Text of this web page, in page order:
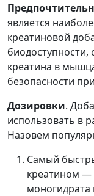
является
креатиновой
креатина в
безопасности
Дозировки.
использовать в
Назовем
Самый
креатином —